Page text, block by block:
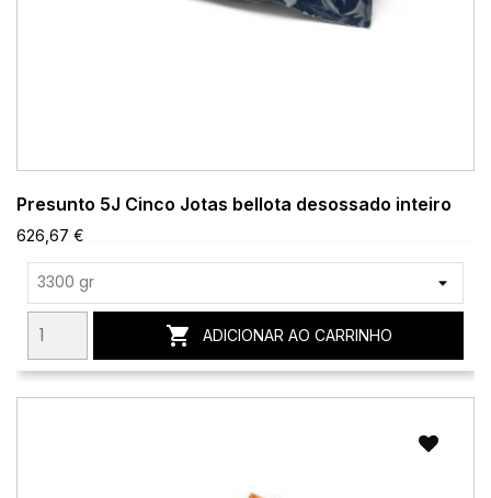
Presunto 5J Cinco Jotas bellota desossado inteiro
626,67 €
 ADICIONAR AO CARRINHO